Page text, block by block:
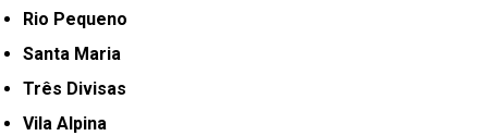
Rio Pequeno
Santa Maria
Três Divisas
Vila Alpina